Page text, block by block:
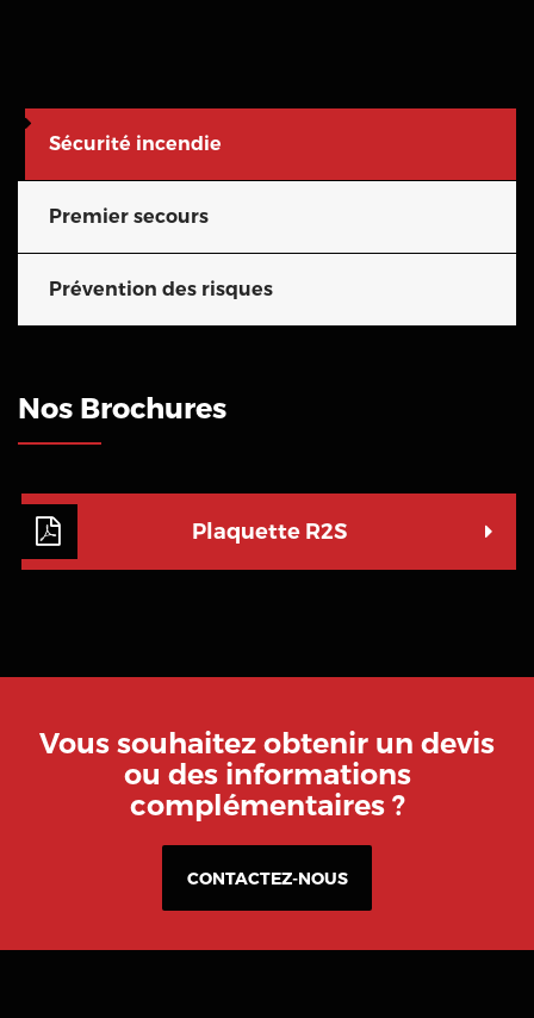
Sécurité incendie
Premier secours
Prévention des risques
Nos Brochures
Plaquette R2S
Vous souhaitez obtenir un devis
ou des informations
complémentaires ?
CONTACTEZ-NOUS